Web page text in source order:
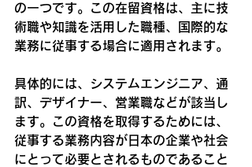
の一つです。この在留資格は、主に技
術職や知識を活用した職種、国際的な
業務に従事する場合に適用されます。
具体的には、システムエンジニア、通
訳、デザイナー、営業職などが該当し
ます。この資格を取得するためには、
従事する業務内容が日本の企業や社会
にとって必要とされるものであること